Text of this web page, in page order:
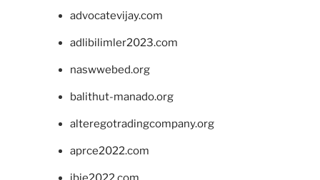
advocatevijay.com
adlibilimler2023.com
naswwebed.org
balithut-manado.org
alteregotradingcompany.org
aprce2022.com